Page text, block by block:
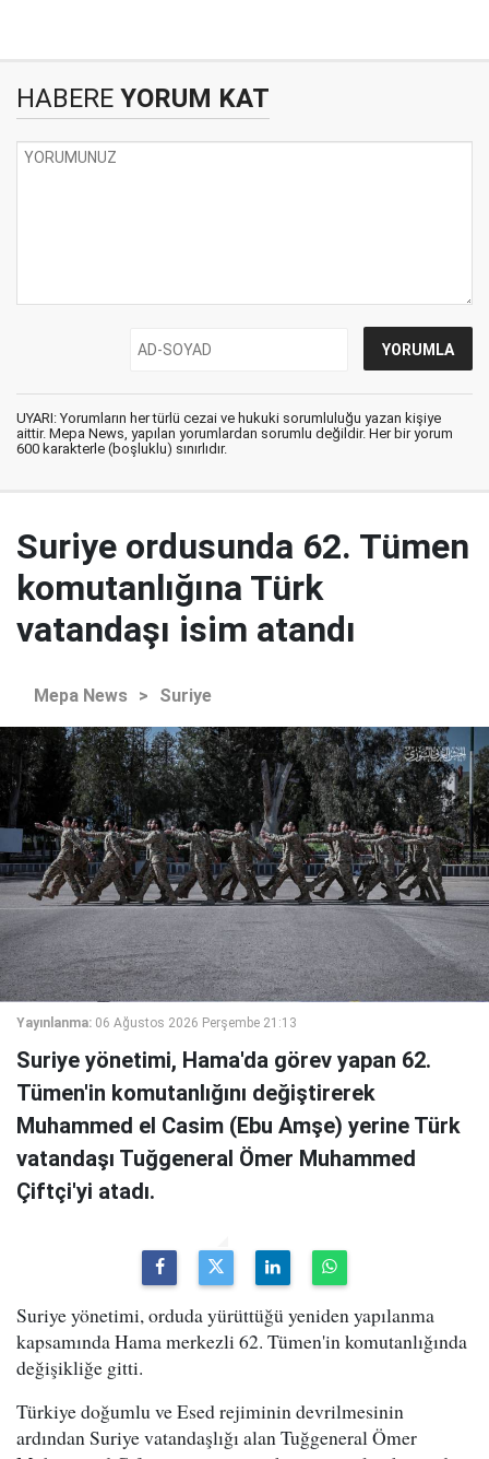
HABERE YORUM KAT
UYARI: Yorumların her türlü cezai ve hukuki sorumluluğu yazan kişiye
aittir. Mepa News, yapılan yorumlardan sorumlu değildir. Her bir yorum
600 karakterle (boşluklu) sınırlıdır.
Suriye ordusunda 62. Tümen
komutanlığına Türk
vatandaşı isim atandı
Mepa News > Suriye
Yayınlanma: 06 Ağustos 2026 Perşembe 21:13
Suriye yönetimi, Hama'da görev yapan 62.
Tümen'in komutanlığını değiştirerek
Muhammed el Casim (Ebu Amşe) yerine Türk
vatandaşı Tuğgeneral Ömer Muhammed
Çiftçi'yi atadı.
Suriye yönetimi, orduda yürüttüğü yeniden yapılanma
kapsamında Hama merkezli 62. Tümen'in komutanlığında
değişikliğe gitti.
Türkiye doğumlu ve Esed rejiminin devrilmesinin
ardından Suriye vatandaşlığı alan Tuğgeneral Ömer